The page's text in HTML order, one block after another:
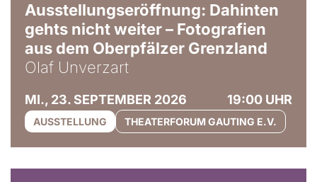
Ausstellungseröffnung: Dahinten
gehts nicht weiter – Fotografien
aus dem Oberpfälzer Grenzland
Olaf Unverzart
MI., 23. SEPTEMBER 2026 19:00 UHR
AUSSTELLUNG THEATERFORUM GAUTING E.V.